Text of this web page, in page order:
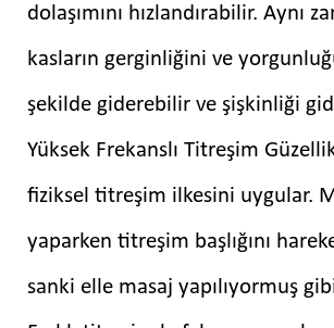
dolaşımını hızlandırabilir. Aynı
kasların gerginliğini ve
şekilde giderebilir ve şişkinliği
Yüksek Frekanslı Titreşim
fiziksel titreşim ilkesini uygular.
yaparken titreşim başlığını
sanki elle masaj yapılıyormuş